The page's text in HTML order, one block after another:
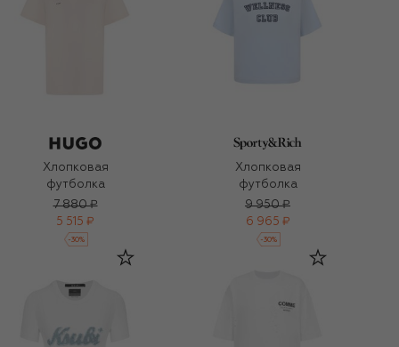
Хлопковая
футболка
7 880 ₽
5 515 ₽
-30%
Хлопковая
футболка
9 950 ₽
6 965 ₽
-30%